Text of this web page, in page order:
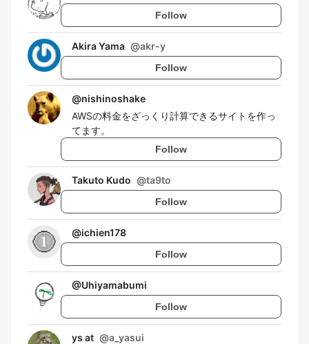
Follow
Akira Yama @akr-y
Follow
@nishinoshake
AWSの料金をざっくり計算できるサイトを作っ
てます。
Follow
Takuto Kudo @ta9to
Follow
@ichien178
Follow
@Uhiyamabumi
Follow
ys at @a_yasui